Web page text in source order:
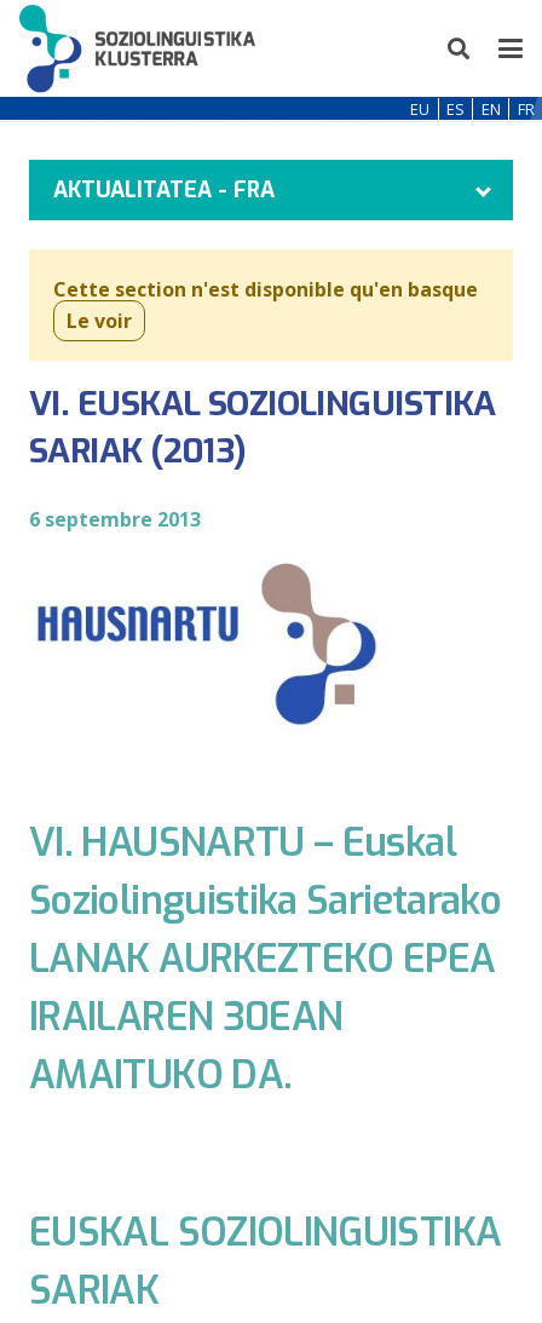
EU ES EN FR
AKTUALITATEA - FRA
Cette section n'est disponible qu'en basque
Le voir
VI. EUSKAL SOZIOLINGUISTIKA
SARIAK (2013)
6 septembre 2013
VI. HAUSNARTU – Euskal
Soziolinguistika Sarietarako
LANAK AURKEZTEKO EPEA
IRAILAREN 30EAN
AMAITUKO DA.
EUSKAL SOZIOLINGUISTIKA
SARIAK